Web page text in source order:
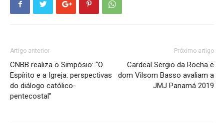
Artigo anterior
CNBB realiza o Simpósio: “O
Espírito e a Igreja: perspectivas
do diálogo católico-
pentecostal”
Próximo artigo
Cardeal Sergio da Rocha e
dom Vilsom Basso avaliam a
JMJ Panamá 2019